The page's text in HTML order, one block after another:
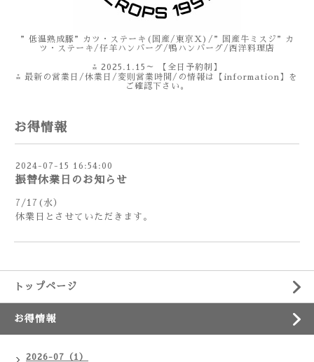
”低温熟成豚”カツ・ステーキ(国産/東京X)/”国産牛ミスジ”カ
ツ・ステーキ/仔羊ハンバーグ/鴨ハンバーグ/西洋料理店
⁂ 2025.1.15～ 【全日予約制】
⁂ 最新の営業日/休業日/変則営業時間/の情報は【information】を
ご確認下さい。
お得情報
2024-07-15 16:54:00
振替休業日のお知らせ
7/17(水）
休業日とさせていただきます。
トップページ
お得情報
2026-07（1）